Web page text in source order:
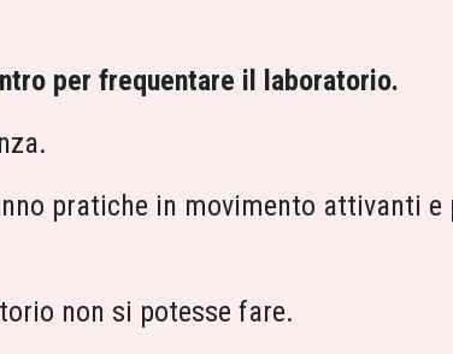
per frequentare il laboratorio.
pratiche in movimento attivanti e
non si potesse fare.